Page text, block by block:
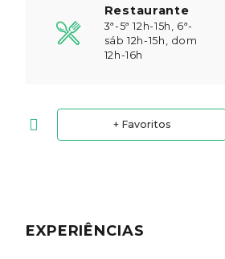
Restaurante
3ª-5ª 12h-15h, 6ª-
sáb 12h-15h, dom
12h-16h
+ Favoritos
EXPERIÊNCIAS